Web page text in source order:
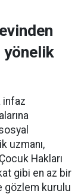
yönelik
infaz
uzmanı,
Hakları
gibi en az bir
gözlem kurulu